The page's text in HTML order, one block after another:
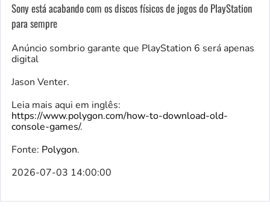
Sony está acabando com os discos físicos de jogos do PlayStation
para sempre
Anúncio sombrio garante que PlayStation 6 será apenas
digital
Jason Venter.
Leia mais aqui em inglês:
https://www.polygon.com/how-to-download-old-
console-games/.
Fonte: Polygon.
2026-07-03 14:00:00